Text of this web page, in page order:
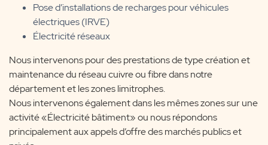
Pose d’installations de recharges pour véhicules
électriques (IRVE)
Électricité réseaux
Nous intervenons pour des prestations de type création et
maintenance du réseau cuivre ou fibre dans notre
département et les zones limitrophes.
Nous intervenons également dans les mêmes zones sur une
activité «Électricité bâtiment» ou nous répondons
principalement aux appels d’offre des marchés publics et